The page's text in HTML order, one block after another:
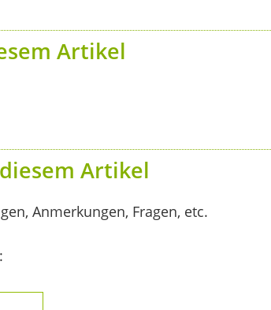
Artikel
Artikel
Anmerkungen, Fragen, etc.